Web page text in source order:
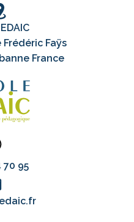
Frédéric Faÿs
France
70 95